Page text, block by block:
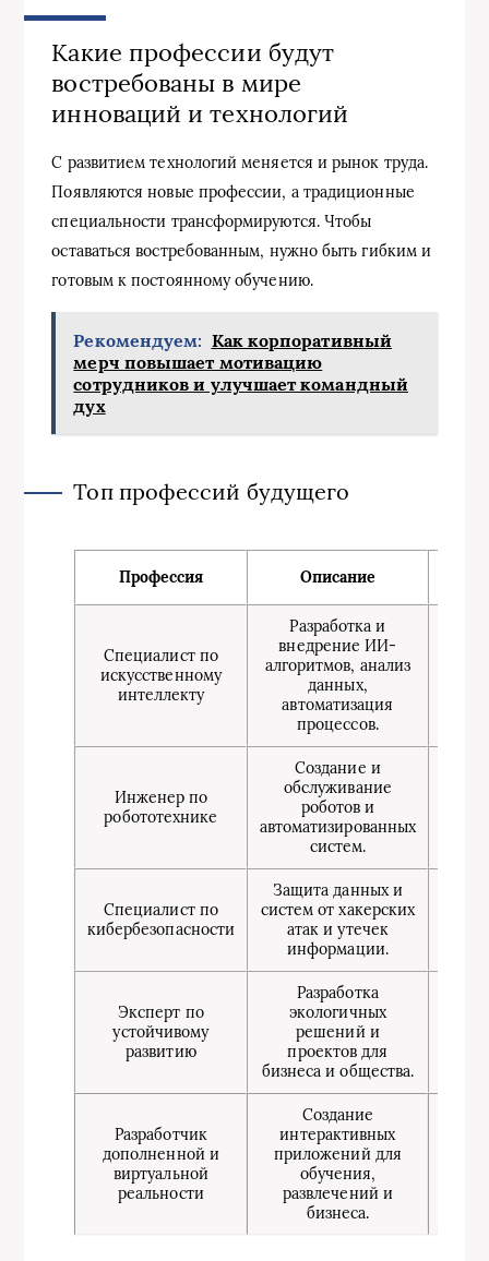
Какие профессии будут
востребованы в мире
инноваций и технологий
С развитием технологий меняется и рынок труда.
Появляются новые профессии, а традиционные
специальности трансформируются. Чтобы
оставаться востребованным, нужно быть гибким и
готовым к постоянному обучению.
Рекомендуем: Как корпоративный
мерч повышает мотивацию
сотрудников и улучшает командный
дух
Топ профессий будущего
Профессия Описание
Специалист по
искусственному
интеллекту
Разработка и
внедрение ИИ-
алгоритмов, анализ
данных,
автоматизация
процессов.
Инженер по
робототехнике
Создание и
обслуживание
роботов и
автоматизированных
систем.
Специалист по
кибербезопасности
Защита данных и
систем от хакерских
атак и утечек
информации.
Эксперт по
устойчивому
развитию
Разработка
экологичных
решений и
проектов для
бизнеса и общества.
Разработчик
дополненной и
виртуальной
реальности
Создание
интерактивных
приложений для
обучения,
развлечений и
бизнеса.